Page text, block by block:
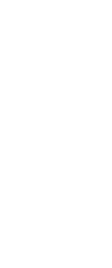
หมายและยังพร
พระผู้ทรงสร้าง
ทำให้มีคู่ครองแก่
จากปศุสัตว์ทรง
พันธุ์พวกเจ้าให้
และพระองค์ผู้ทร
ควบคุมกิจการ)
ของพระองค์ พร
พระองค์ทรงปร
พระองค์ทรงรอบ
กำหนดศาสนาแ
บัญชาแก่นูหฺ และ
ได้บัญชาแก่อิบร
ดำรงศาสนาไว้
ของศาสนา แต่เ